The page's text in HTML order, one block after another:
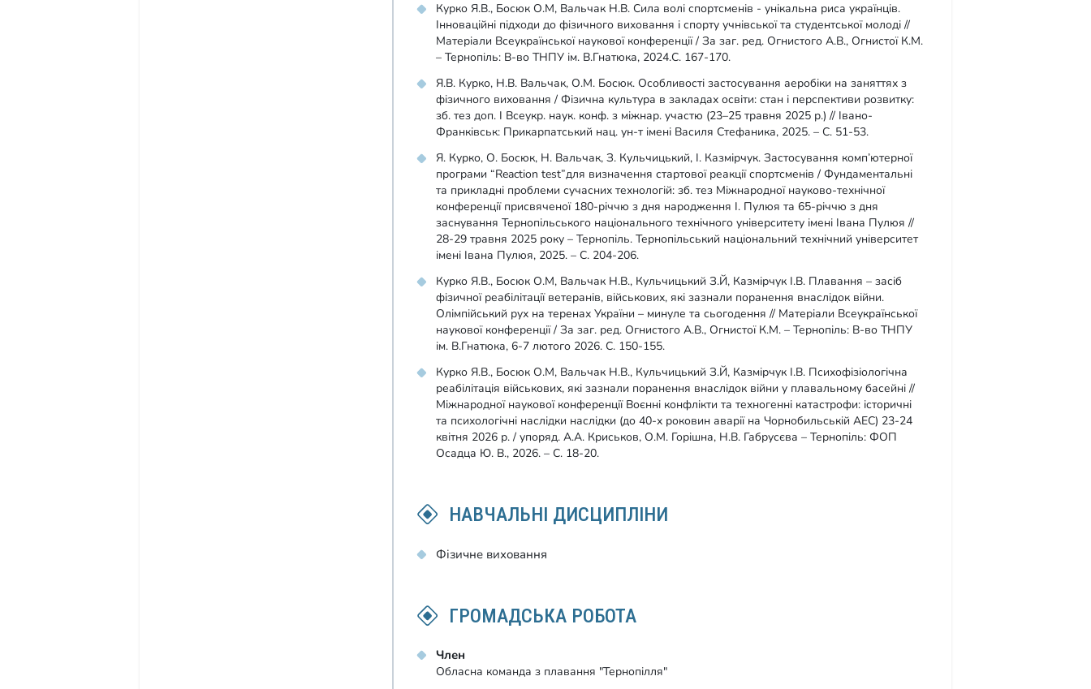
Курко Я.В., Босюк О.М, Вальчак Н.В. Сила волі спортсменів - унікальна риса українців.
Інноваційні підходи до фізичного виховання і спорту учнівської та студентської молоді //
Матеріали Всеукраїнської наукової конференції / За заг. ред. Огнистого А.В., Огнистої К.М.
– Тернопіль: В-во ТНПУ ім. В.Гнатюка, 2024.С. 167-170.
Я.В. Курко, Н.В. Вальчак, О.М. Босюк. Особливості застосування аеробіки на заняттях з
фізичного виховання / Фізична культура в закладах освіти: стан і перспективи розвитку:
зб. тез доп. І Всеукр. наук. конф. з міжнар. участю (23–25 травня 2025 р.) // Івано-
Франківськ: Прикарпатський нац. ун-т імені Василя Стефаника, 2025. – С. 51-53.
Я. Курко, О. Босюк, Н. Вальчак, З. Кульчицький, І. Казмірчук. Застосування комп’ютерної
програми “Reaction test”для визначення стартової реакції спортсменів / Фундаментальні
та прикладні проблеми сучасних технологій: зб. тез Міжнародної науково-технічної
конференції присвяченої 180-річчю з дня народження І. Пулюя та 65-річчю з дня
заснування Тернопільського національного технічного університету імені Івана Пулюя //
28-29 травня 2025 року – Тернопіль. Тернопільський національний технічний університет
імені Івана Пулюя, 2025. – С. 204-206.
Курко Я.В., Босюк О.М, Вальчак Н.В., Кульчицький З.Й, Казмірчук І.В. Плавання – засіб
фізичної реабілітації ветеранів, військових, які зазнали поранення внаслідок війни.
Олімпійський рух на теренах України – минуле та сьогодення // Матеріали Всеукраїнської
наукової конференції / За заг. ред. Огнистого А.В., Огнистої К.М. – Тернопіль: В-во ТНПУ
ім. В.Гнатюка, 6-7 лютого 2026. С. 150-155.
Курко Я.В., Босюк О.М, Вальчак Н.В., Кульчицький З.Й, Казмірчук І.В. Психофізіологічна
реабілітація військових, які зазнали поранення внаслідок війни у плавальному басейні //
Міжнародної наукової конференції Воєнні конфлікти та техногенні катастрофи: історичні
та психологічні наслідки наслідки (до 40-х роковин аварії на Чорнобильській АЕС) 23-24
квітня 2026 р. / упоряд. А.А. Криськов, О.М. Горішна, Н.В. Габрусєва – Тернопіль: ФОП
Осадца Ю. В., 2026. – С. 18-20.
НАВЧАЛЬНІ ДИСЦИПЛІНИ
Фізичне виховання
ГРОМАДСЬКА РОБОТА
Член
Обласна команда з плавання "Тернопілля"